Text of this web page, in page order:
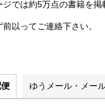
ジでは約5万点の書籍を
以ってご連絡下さい。
ゆうメール・メー